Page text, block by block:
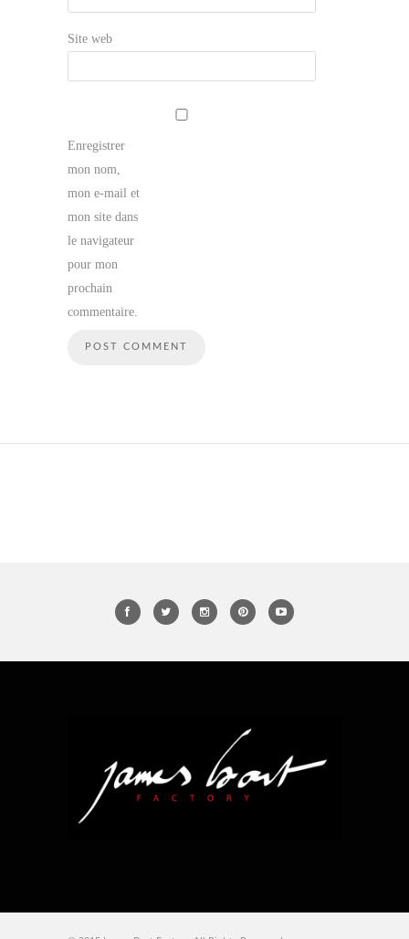
Site web
Enregistrer
mon nom,
mon e-mail et
mon site dans
le navigateur
pour mon
prochain
commentaire.